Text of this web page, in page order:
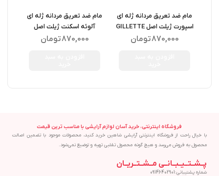
مام ضد تعریق مردانه ژله ای
اسپورت ژیلت اصل GILLETTE
ANTIPERSPIRANT GEL
870,000تومان
مام ضد تعریق مردانه ژله ای
آلوئه اسکنت ژیلت اصل
GILLETTE
870,000تومان
فروشگاه اینترنتی، خرید آسان لوازم آرایشی با مناسب ترین قیمت
با خیال راحت از فروشگاه اینترنتی آرایشی شاهین خرید کنید، محصولات موجود با تضمین اصالت
محصول به فروش می‌رسد و هیچ گونه محصول تقلبی تهیه و توضیع نمی‌شود.
پــشــتــیــبــانــی مــشــتــریــان
شماره پشتیبانی:09146402901